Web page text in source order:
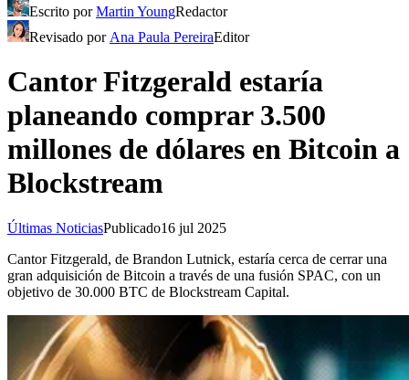
Escrito porMartin YoungRedactor
Revisado por Ana Paula PereiraEditor
Cantor Fitzgerald estaría
planeando comprar 3.500
millones de dólares en Bitcoin a
Blockstream
Últimas NoticiasPublicado16 jul 2025
Cantor Fitzgerald, de Brandon Lutnick, estaría cerca de cerrar una
gran adquisición de Bitcoin a través de una fusión SPAC, con un
objetivo de 30.000 BTC de Blockstream Capital.